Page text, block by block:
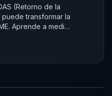
(Retorno de la
puede transformar la
Aprende a medir